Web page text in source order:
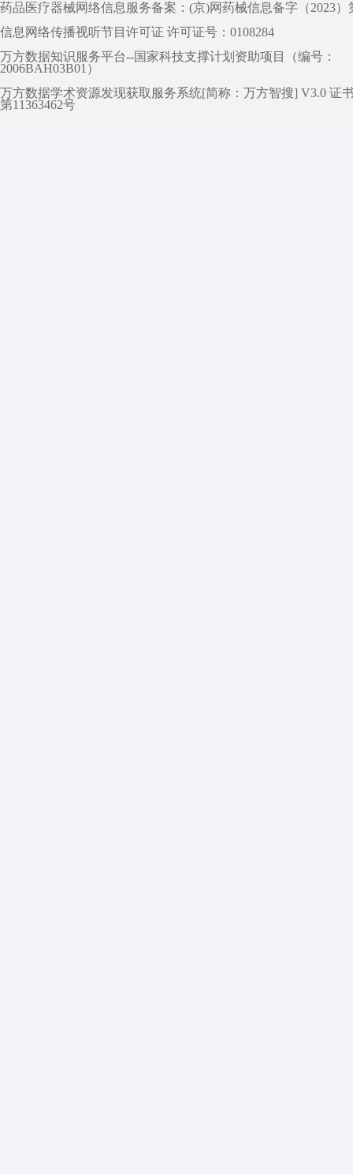
药品医疗器械网络信息服务备案：(京)网药械信息备字（2023）
信息网络传播视听节目许可证 许可证号：0108284
万方数据知识服务平台--国家科技支撑计划资助项目（编号：
2006BAH03B01）
万方数据学术资源发现获取服务系统[简称：万方智搜] V3.0 证
第11363462号